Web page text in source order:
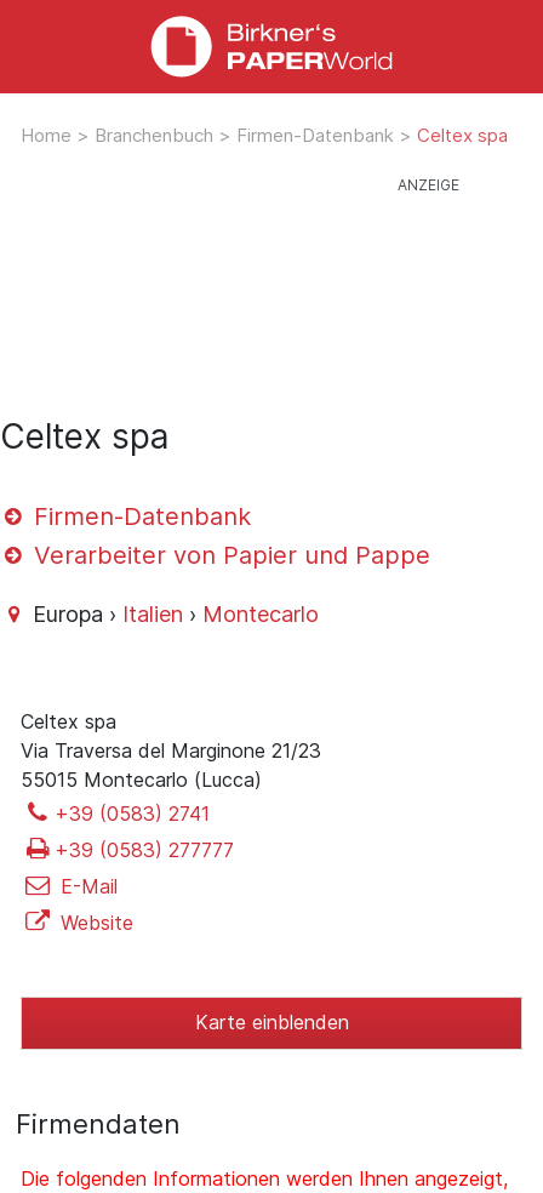
Home > Branchenbuch > Firmen-Datenbank > Celtex spa
Celtex spa
Firmen-Datenbank
Verarbeiter von Papier und Pappe
Europa › Italien › Montecarlo
Celtex spa
Via Traversa del Marginone 21/23
55015 Montecarlo (Lucca)
+39 (0583) 2741
+39 (0583) 277777
E-Mail
Website
Karte einblenden
Firmendaten
Die folgenden Informationen werden Ihnen angezeigt,